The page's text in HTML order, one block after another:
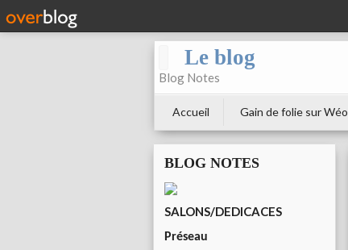
Le blog
Blog Notes
Accueil Gain de folie sur Wéo
BLOG NOTES
SALONS/DEDICACES
Préseau